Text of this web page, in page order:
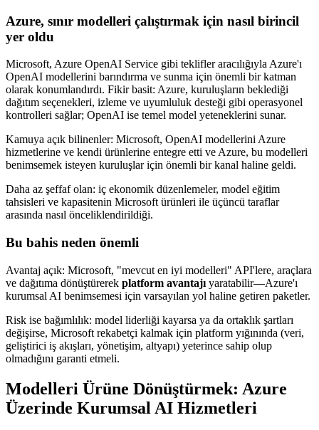
Azure, sınır modelleri çalıştırmak için nasıl birincil
yer oldu
Microsoft, Azure OpenAI Service gibi teklifler aracılığıyla Azure'ı
OpenAI modellerini barındırma ve sunma için önemli bir katman
olarak konumlandırdı. Fikir basit: Azure, kuruluşların beklediği
dağıtım seçenekleri, izleme ve uyumluluk desteği gibi operasyonel
kontrolleri sağlar; OpenAI ise temel model yeteneklerini sunar.
Kamuya açık bilinenler: Microsoft, OpenAI modellerini Azure
hizmetlerine ve kendi ürünlerine entegre etti ve Azure, bu modelleri
benimsemek isteyen kuruluşlar için önemli bir kanal haline geldi.
Daha az şeffaf olan: iç ekonomik düzenlemeler, model eğitim
tahsisleri ve kapasitenin Microsoft ürünleri ile üçüncü taraflar
arasında nasıl önceliklendirildiği.
Bu bahis neden önemli
Avantaj açık: Microsoft, "mevcut en iyi modelleri" API'lere, araçlara
ve dağıtıma dönüştürerek platform avantajı yaratabilir—Azure'ı
kurumsal AI benimsemesi için varsayılan yol haline getiren paketler.
Risk ise bağımlılık: model liderliği kayarsa ya da ortaklık şartları
değişirse, Microsoft rekabetçi kalmak için platform yığınında (veri,
geliştirici iş akışları, yönetişim, altyapı) yeterince sahip olup
olmadığını garanti etmeli.
Modelleri Ürüne Dönüştürmek: Azure
Üzerinde Kurumsal AI Hizmetleri